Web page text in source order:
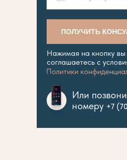
ПОЛУЧИТЬ
Нажимая на кнопку вы
соглашаетесь с
Политики
Или
номеру +7